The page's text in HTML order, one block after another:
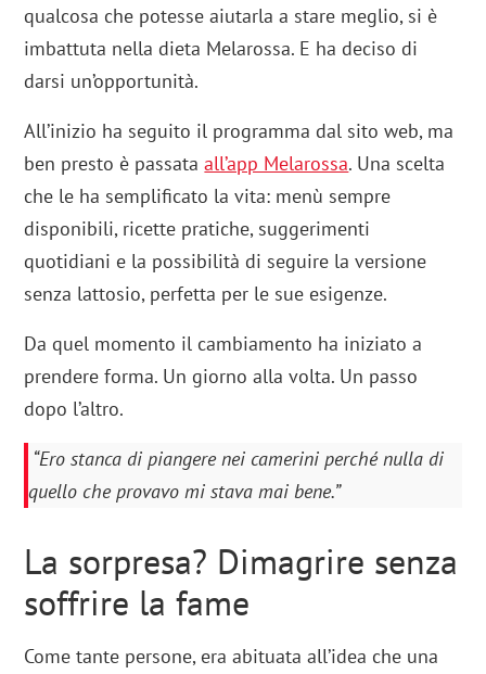
qualcosa che potesse aiutarla a stare meglio, si è
imbattuta nella dieta Melarossa. E ha deciso di
darsi un’opportunità.
All’inizio ha seguito il programma dal sito web, ma
ben presto è passataall’app Melarossa. Una scelta
che le ha semplificato la vita: menù sempre
disponibili, ricette pratiche, suggerimenti
quotidiani e la possibilità di seguire la versione
senza lattosio, perfetta per le sue esigenze.
Da quel momento il cambiamento ha iniziato a
prendere forma. Un giorno alla volta. Un passo
dopo l’altro.
“Ero stanca di piangere nei camerini perché nulla di
quello che provavo mi stava mai bene.”
La sorpresa? Dimagrire senza
soffrire la fame
Come tante persone, era abituata all’idea che una